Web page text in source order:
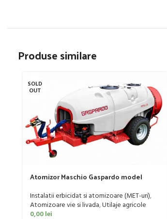
Produse similare
SOLD
OUT
Atomizor Maschio Gaspardo model
Instalatii erbicidat si atomizoare (MET-uri),
Atomizoare vie si livada,Utilaje agricole
0,00lei